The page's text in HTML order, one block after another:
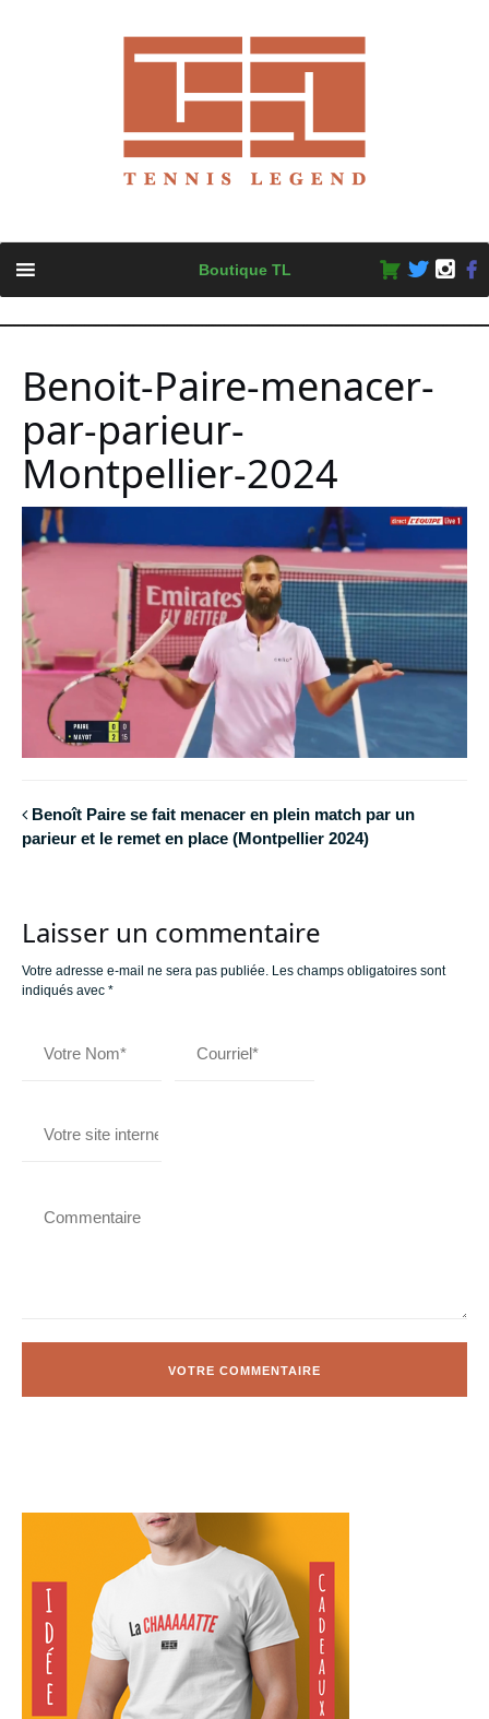
content
Boutique TL
Benoit-Paire-menacer-
par-parieur-
Montpellier-2024
Benoît Paire se fait menacer en plein match par un
parieur et le remet en place (Montpellier 2024)
Laisser un commentaire
Votre adresse e-mail ne sera pas publiée. Les champs obligatoires sont
indiqués avec *